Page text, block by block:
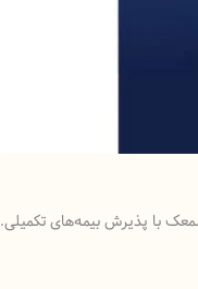
با پذیرش بیمه‌های تکمیلی.